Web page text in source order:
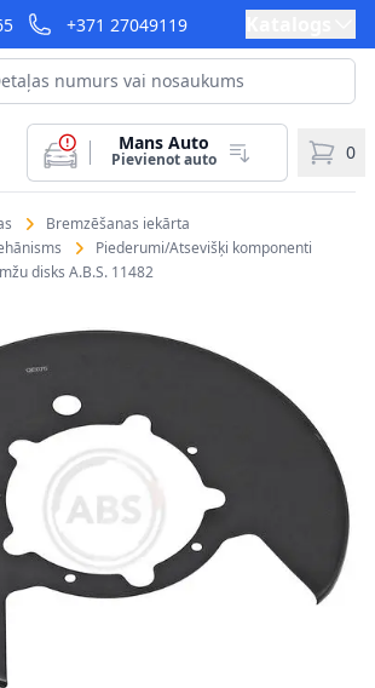
+371 27049119
Mans Auto
Pievienot auto 0
Bremzēšanas iekārta
Piederumi/Atsevišķi komponenti
disks A.B.S. 11482